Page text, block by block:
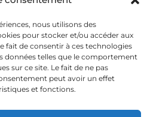
nous utilisons des
pour stocker et/ou accéder aux
fait de consentir à ces technologies
données telles que le comportement
sur ce site. Le fait de ne pas
peut avoir un effet
et fonctions.